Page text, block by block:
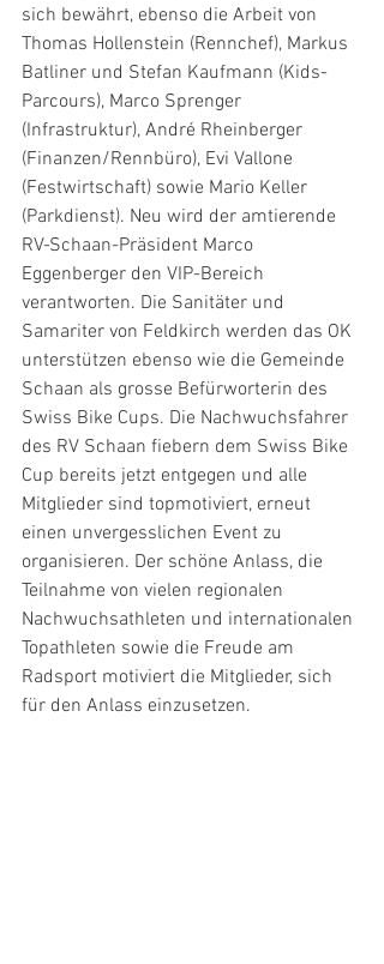
sich bewährt, ebenso die Arbeit von
Thomas Hollenstein (Rennchef), Markus
Batliner und Stefan Kaufmann (Kids-
Parcours), Marco Sprenger
(Infrastruktur), André Rheinberger
(Finanzen/Rennbüro), Evi Vallone
(Festwirtschaft) sowie Mario Keller
(Parkdienst). Neu wird der amtierende
RV-Schaan-Präsident Marco
Eggenberger den VIP-Bereich
verantworten. Die Sanitäter und
Samariter von Feldkirch werden das OK
unterstützen ebenso wie die Gemeinde
Schaan als grosse Befürworterin des
Swiss Bike Cups. Die Nachwuchsfahrer
des RV Schaan fiebern dem Swiss Bike
Cup bereits jetzt entgegen und alle
Mitglieder sind topmotiviert, erneut
einen unvergesslichen Event zu
organisieren. Der schöne Anlass, die
Teilnahme von vielen regionalen
Nachwuchsathleten und internationalen
Topathleten sowie die Freude am
Radsport motiviert die Mitglieder, sich
für den Anlass einzusetzen.